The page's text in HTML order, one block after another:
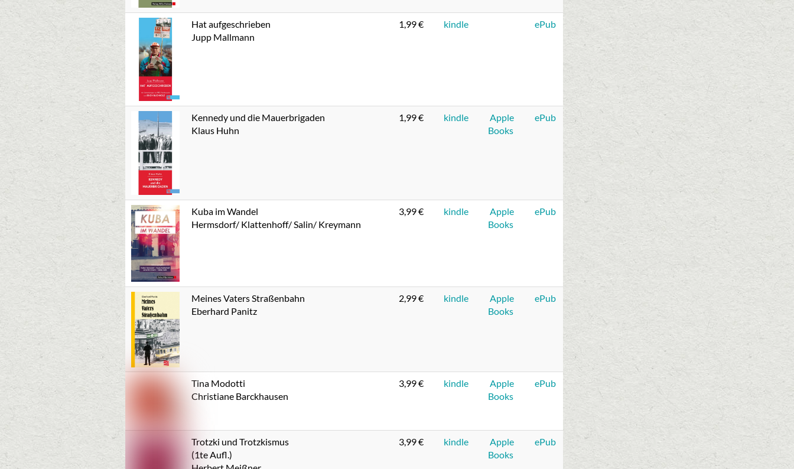
Hat aufgeschrieben
Jupp Mallmann
1,99 € kindle ePub
Kennedy und die Mauerbrigaden
Klaus Huhn
1,99 € kindle
Apple
Books
ePub
Kuba im Wandel
Hermsdorf/ Klattenhoff/ Salin/ Kreymann
3,99 € kindle
Apple
Books
ePub
Meines Vaters Straßenbahn
Eberhard Panitz
2,99 € kindle
Apple
Books
ePub
Tina Modotti
Christiane Barckhausen
3,99 € kindle
Apple
Books
ePub
Trotzki und Trotzkismus
(1te Aufl.)
3,99 € kindle
Apple
Books
ePub